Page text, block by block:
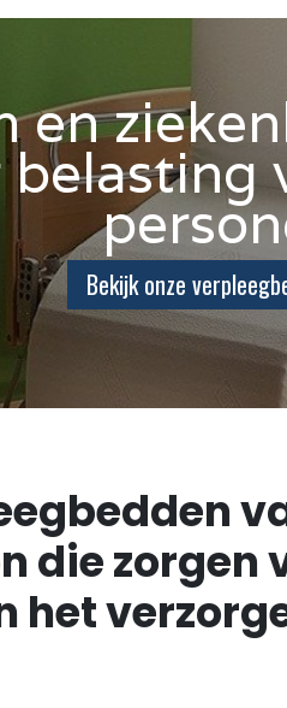
en
Bekijk onze
die zorgen
het